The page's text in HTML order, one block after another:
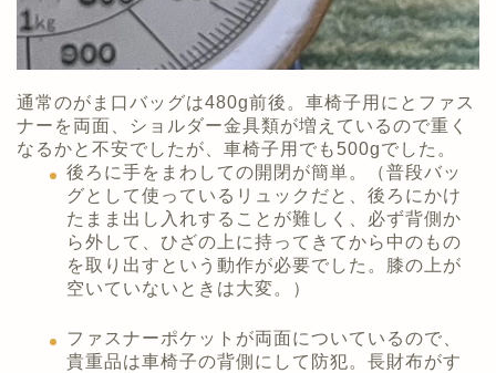
通常のがま口バッグは480g前後。車椅子用にとファス
ナーを両面、ショルダー金具類が増えているので重く
なるかと不安でしたが、車椅子用でも500gでした。
後ろに手をまわしての開閉が簡単。（普段バッ
グとして使っているリュックだと、後ろにかけ
たまま出し入れすることが難しく、必ず背側か
ら外して、ひざの上に持ってきてから中のもの
を取り出すという動作が必要でした。膝の上が
空いていないときは大変。）
ファスナーポケットが両面についているので、
貴重品は車椅子の背側にして防犯。長財布がす